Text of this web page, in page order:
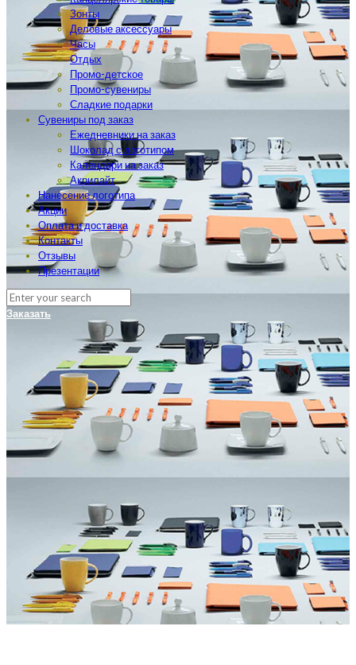
Зонты
Деловые аксессуары
Часы
Отдых
Промо-детское
Промо-сувениры
Сладкие подарки
Сувениры под заказ
Ежедневники на заказ
Шоколад с логотипом
Календари на заказ
Акрилайт
Нанесение логотипа
Акции
Оплата и доставка
Контакты
Отзывы
Презентации
Заказать